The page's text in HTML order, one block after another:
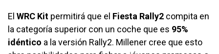
El WRC Kit permitirá que el Fiesta Rally2 compita en
la categoría superior con un coche que es 95%
idéntico a la versión Rally2. Millener cree que esto